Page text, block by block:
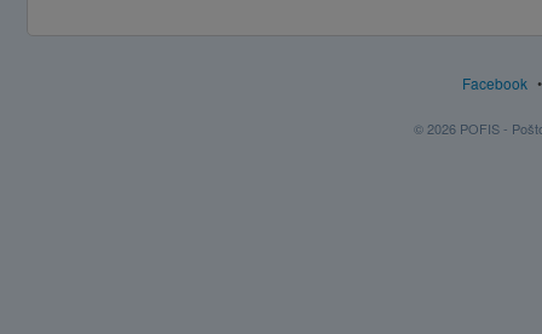
Facebook
© 2026 POFIS -